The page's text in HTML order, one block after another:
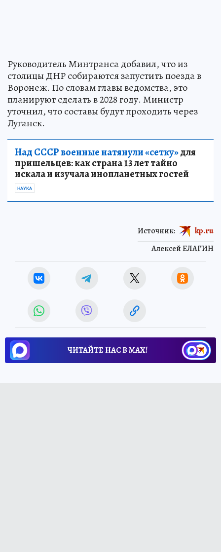
Руководитель Минтранса добавил, что из
столицы ДНР собираются запустить поезда в
Воронеж. По словам главы ведомства, это
планируют сделать в 2028 году. Министр
уточнил, что составы будут проходить через
Луганск.
Над СССР военные натянули «сетку»для
пришельцев: как страна 13 лет тайно
искала и изучала инопланетных гостей
НАУКА
Алексей ЕЛАГИН
Источник: kp.ru
ЧИТАЙТЕ НАС В МАХ!